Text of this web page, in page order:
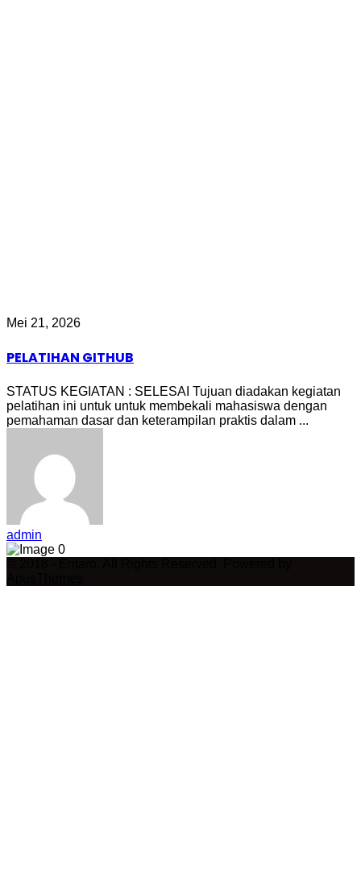
Mei 21, 2026
PELATIHAN GITHUB
STATUS KEGIATAN : SELESAI Tujuan diadakan kegiatan
pelatihan ini untuk untuk membekali mahasiswa dengan
pemahaman dasar dan keterampilan praktis dalam ...
admin
0